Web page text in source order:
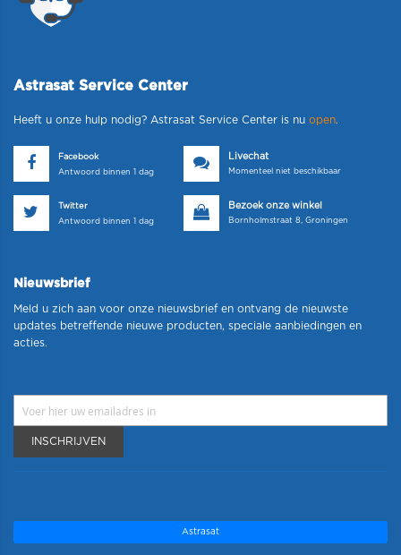
Astrasat Service Center
Heeft u onze hulp nodig? Astrasat Service Center is nu open.
Facebook
Antwoord binnen 1 dag
Livechat
Momenteel niet beschikbaar
Twitter
Antwoord binnen 1 dag
Bezoek onze winkel
Bornholmstraat 8, Groningen
Nieuwsbrief
Meld u zich aan voor onze nieuwsbrief en ontvang de nieuwste
updates betreffende nieuwe producten, speciale aanbiedingen en
acties.
INSCHRIJVEN
Astrasat